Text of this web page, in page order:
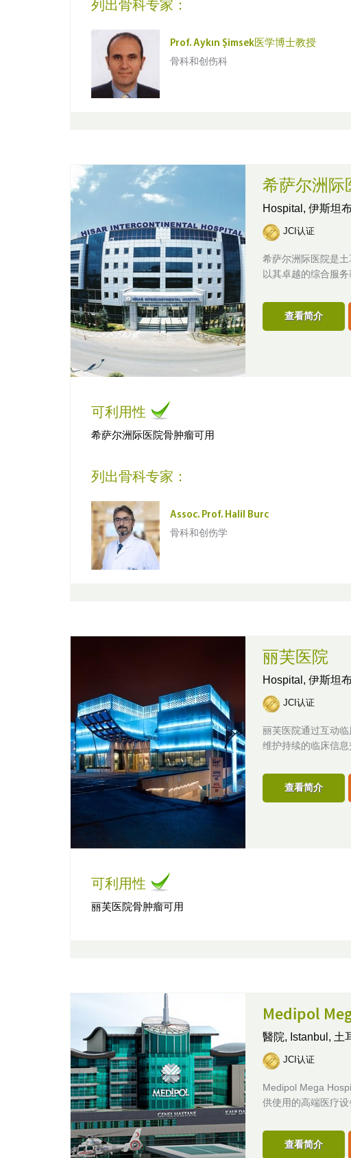
列出骨科专家：
Prof. Aykın Şimsek医学博士教授
骨科和创伤科
希萨尔洲际
Hospital, 伊斯坦
JCI认证
希萨尔洲际医院是
以其卓越的综合服务
查看简介
可利用性
希萨尔洲际医院骨肿瘤可用
列出骨科专家：
Assoc. Prof. Halil Burc
骨科和创伤学
丽芙医院
Hospital, 伊斯坦
JCI认证
丽芙医院通过互动
维护持续的临床信息
查看简介
可利用性
丽芙医院骨肿瘤可用
Medipol
醫院, Istanbul, 土
JCI认证
Medipol Mega
供使用的高端医疗
查看简介